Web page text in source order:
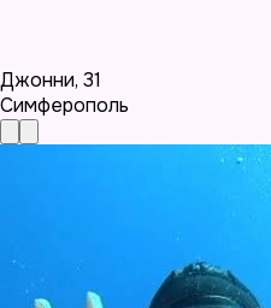
Джонни, 31
Симферополь